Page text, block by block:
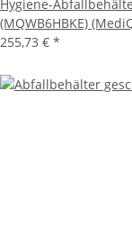
Hygiene-
(MQWB6HBKE)
255,73 € *